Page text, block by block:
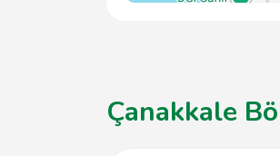
Çanakkale